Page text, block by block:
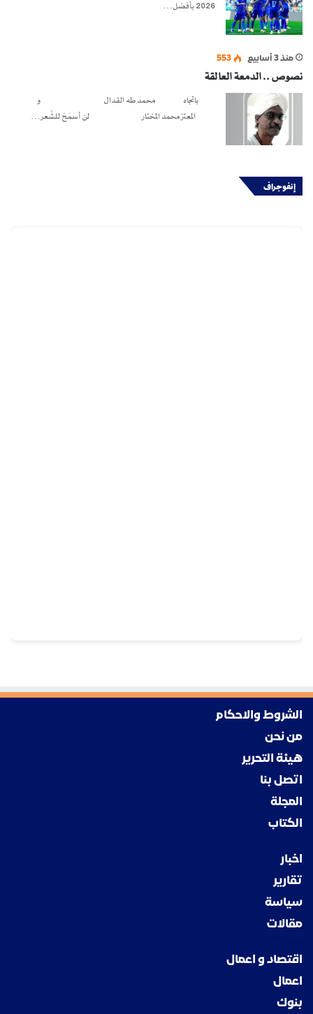
2026 بأفضل…
منذ 3 أسابيع 553
نصوص .. الدمعة العالقة
باتجاه محمد طه القدال و
المعتز محمد المختار لن أسمَحَ للشِّعر…
إنفوجراف
الشروط والاحكام
من نحن
هيئة التحرير
اتصل بنا
المجلة
الكتاب
اخبار
تقارير
سياسة
مقالات
اقتصاد و اعمال
اعمال
بنوك